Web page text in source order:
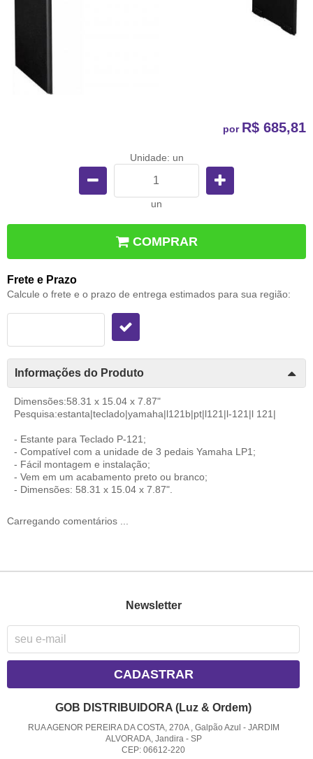
por R$ 685,81
Unidade: un
un
COMPRAR
Frete e Prazo
Calcule o frete e o prazo de entrega estimados para sua região:
Informações do Produto
Dimensões:58.31 x 15.04 x 7.87"
Pesquisa:estanta|teclado|yamaha|l121b|pt|l121|l-121|l 121|
- Estante para Teclado P-121;
- Compatível com a unidade de 3 pedais Yamaha LP1;
- Fácil montagem e instalação;
- Vem em um acabamento preto ou branco;
- Dimensões: 58.31 x 15.04 x 7.87".
Carregando comentários ...
Newsletter
CADASTRAR
GOB DISTRIBUIDORA (Luz & Ordem)
RUA AGENOR PEREIRA DA COSTA, 270A , Galpão Azul - JARDIM
ALVORADA, Jandira- SP
CEP: 06612-220